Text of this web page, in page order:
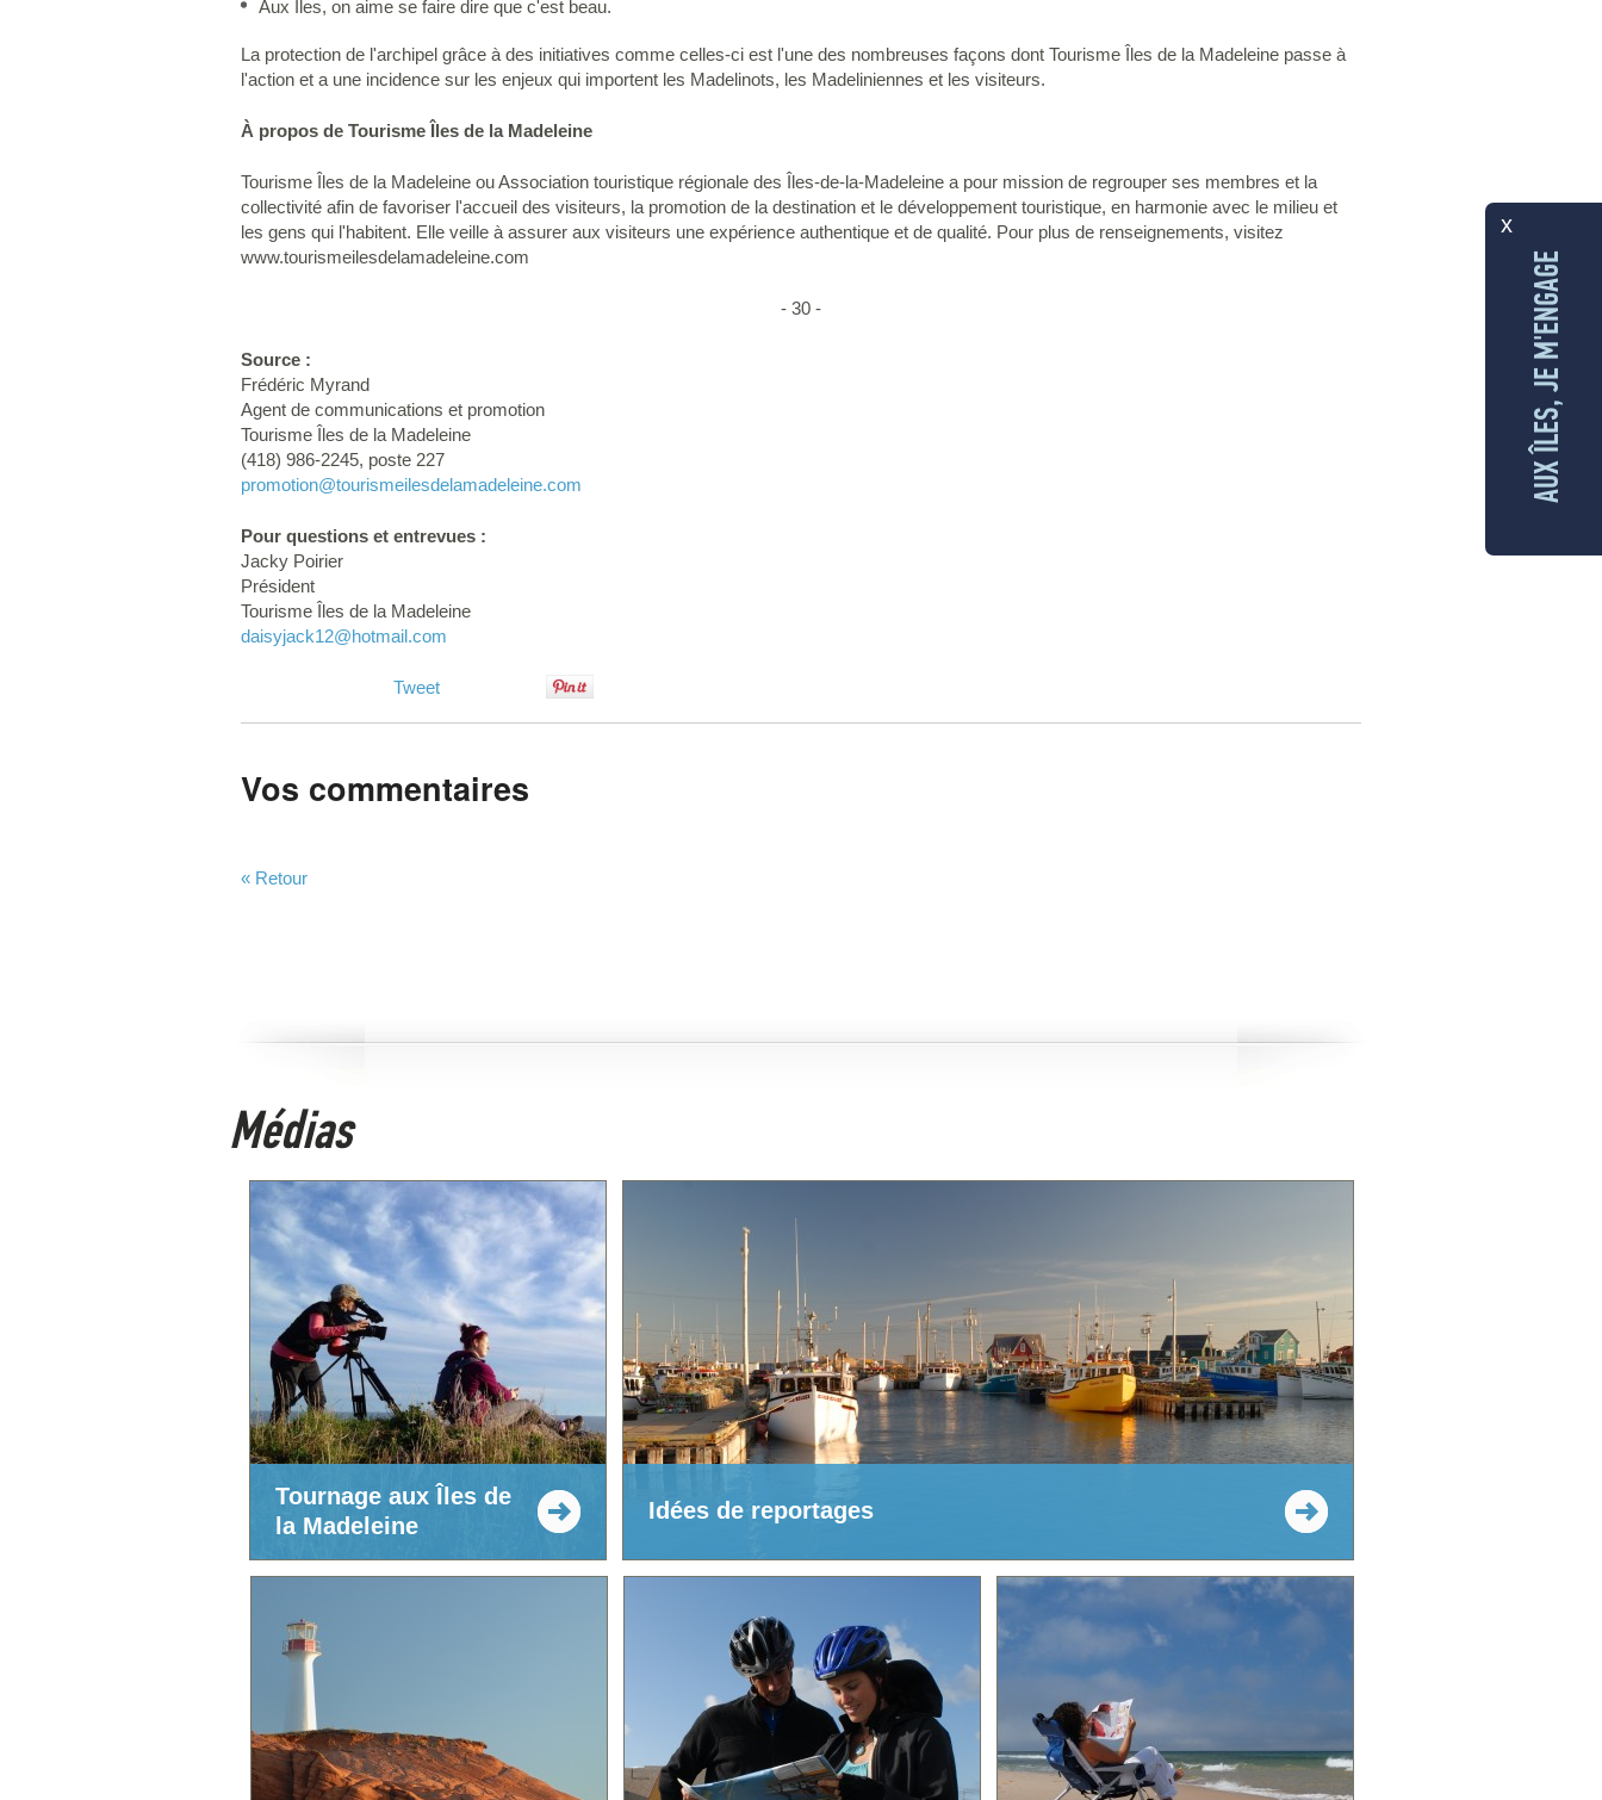
Aux Îles, on aime se faire dire que c'est beau.
La protection de l'archipel grâce à des initiatives comme celles-ci est l'une des nombreuses façons dont Tourisme Îles de la Madeleine passe à
l'action et a une incidence sur les enjeux qui importent les Madelinots, les Madeliniennes et les visiteurs.
À propos de Tourisme Îles de la Madeleine
Tourisme Îles de la Madeleine ou Association touristique régionale des Îles-de-la-Madeleine a pour mission de regrouper ses membres et la
collectivité afin de favoriser l'accueil des visiteurs, la promotion de la destination et le développement touristique, en harmonie avec le milieu et
les gens qui l'habitent. Elle veille à assurer aux visiteurs une expérience authentique et de qualité. Pour plus de renseignements, visitez
www.tourismeilesdelamadeleine.com
- 30 -
Source :
Frédéric Myrand
Agent de communications et promotion
Tourisme Îles de la Madeleine
(418) 986-2245, poste 227
promotion@tourismeilesdelamadeleine.com
Pour questions et entrevues :
Jacky Poirier
Président
Tourisme Îles de la Madeleine
daisyjack12@hotmail.com
Tweet
Vos commentaires
« Retour
Médias
Tournage aux Îles de
la Madeleine
Idées de reportages
x
AUX ÎLES, JE M'ENGAGE